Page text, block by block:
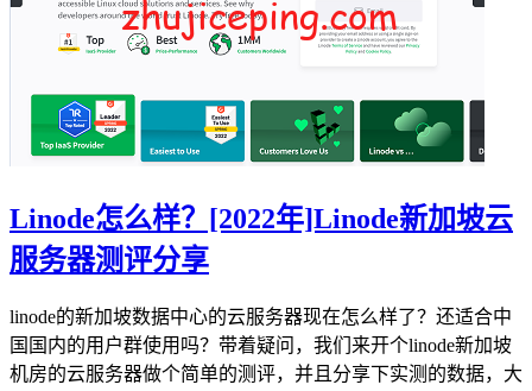
Linode怎么样？[2022年]Linode新加坡云
服务器测评分享
linode的新加坡数据中心的云服务器现在怎么样了？还适合中
国国内的用户群使用吗？带着疑问，我们来开个linode新加坡
机房的云服务器做个简单的测评，并且分享下实测的数据，大